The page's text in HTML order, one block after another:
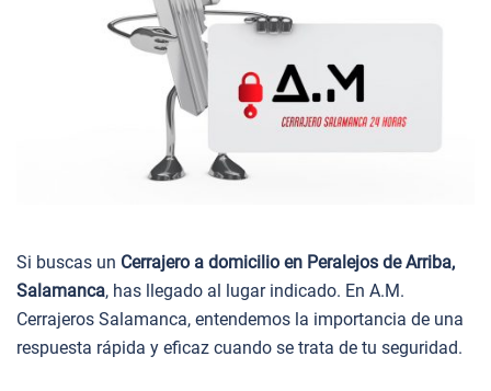
Si buscas un Cerrajero a domicilio en Peralejos de Arriba,
Salamanca, has llegado al lugar indicado. En A.M.
Cerrajeros Salamanca, entendemos la importancia de una
respuesta rápida y eficaz cuando se trata de tu seguridad.